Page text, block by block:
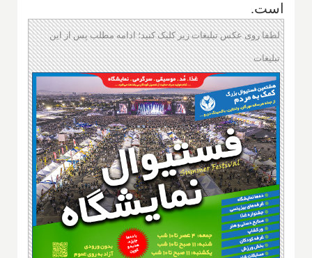
است.
لطفا روی عکس تبلیغات زیر کلیک کنید؛ ادامه مطلب پس از این
تبلیغات